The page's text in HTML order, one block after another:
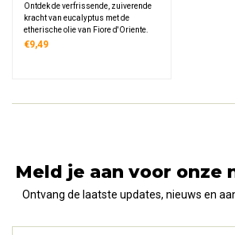
Ontdek de verfrissende, zuiverende
kracht van eucalyptus met de
etherische olie van Fiore d'Oriente.
100% puur, gecertificeerd biologisch
€9,49
Meld je aan voor onze
Ontvang de laatste updates, nieuws en